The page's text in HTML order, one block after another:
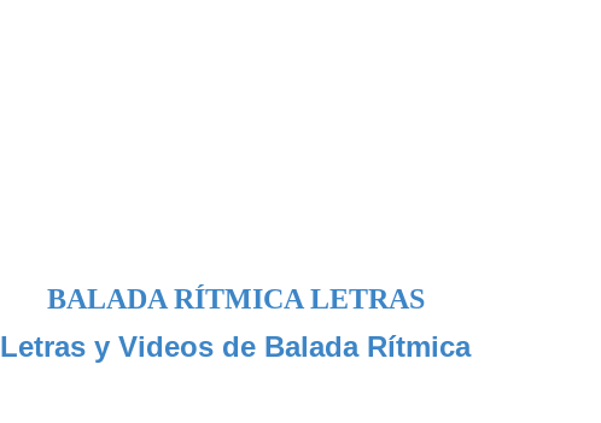
BALADA RÍTMICA LETRAS
Letras y Videos de Balada Rítmica